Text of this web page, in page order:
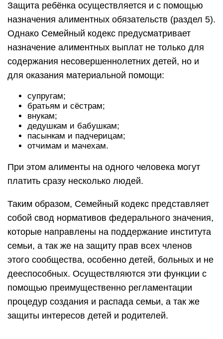
Защита ребёнка осуществляется и с помощью
назначения алиментных обязательств (раздел 5).
Однако Семейный кодекс предусматривает
назначение алиментных выплат не только для
содержания несовершеннолетних детей, но и
для оказания материальной помощи:
супругам;
братьям и сёстрам;
внукам;
дедушкам и бабушкам;
пасынкам и падчерицам;
отчимам и мачехам.
При этом алименты на одного человека могут
платить сразу несколько людей.
Таким образом, Семейный кодекс представляет
собой свод нормативов федерального значения,
которые направлены на поддержание института
семьи, а так же на защиту прав всех членов
этого сообщества, особенно детей, больных и не
дееспособных. Осуществляются эти функции с
помощью преимущественно регламентации
процедур создания и распада семьи, а так же
защиты интересов детей и родителей.